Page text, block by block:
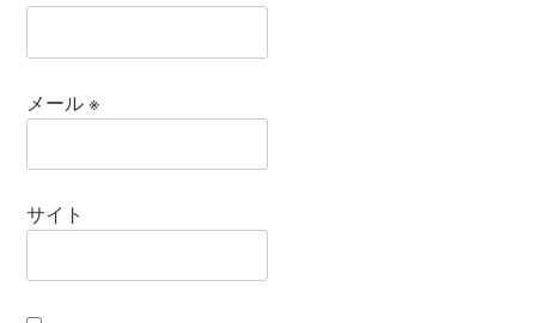
メール※
サイト